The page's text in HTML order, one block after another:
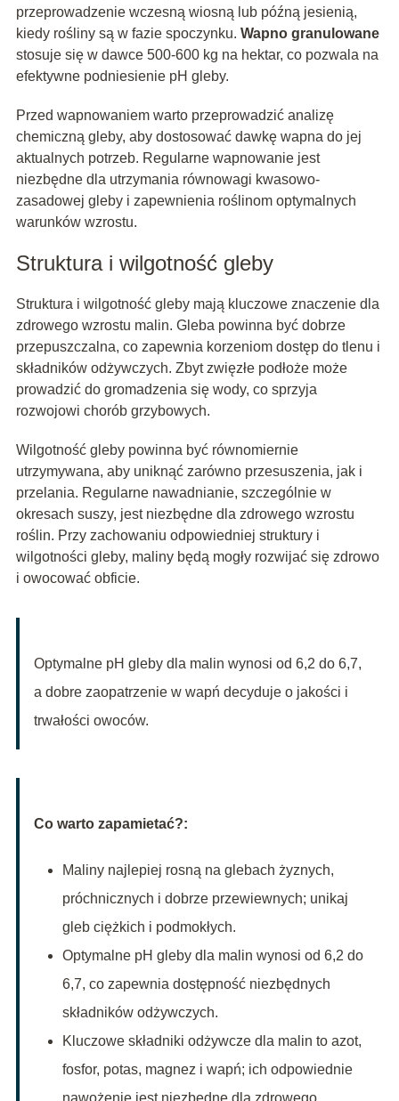
przeprowadzenie wczesną wiosną lub późną jesienią,
kiedy rośliny są w fazie spoczynku. Wapno granulowane
stosuje się w dawce 500-600 kg na hektar, co pozwala na
efektywne podniesienie pH gleby.
Przed wapnowaniem warto przeprowadzić analizę
chemiczną gleby, aby dostosować dawkę wapna do jej
aktualnych potrzeb. Regularne wapnowanie jest
niezbędne dla utrzymania równowagi kwasowo-
zasadowej gleby i zapewnienia roślinom optymalnych
warunków wzrostu.
Struktura i wilgotność gleby
Struktura i wilgotność gleby mają kluczowe znaczenie dla
zdrowego wzrostu malin. Gleba powinna być dobrze
przepuszczalna, co zapewnia korzeniom dostęp do tlenu i
składników odżywczych. Zbyt zwięzłe podłoże może
prowadzić do gromadzenia się wody, co sprzyja
rozwojowi chorób grzybowych.
Wilgotność gleby powinna być równomiernie
utrzymywana, aby uniknąć zarówno przesuszenia, jak i
przelania. Regularne nawadnianie, szczególnie w
okresach suszy, jest niezbędne dla zdrowego wzrostu
roślin. Przy zachowaniu odpowiedniej struktury i
wilgotności gleby, maliny będą mogły rozwijać się zdrowo
i owocować obficie.
Optymalne pH gleby dla malin wynosi od 6,2 do 6,7,
a dobre zaopatrzenie w wapń decyduje o jakości i
trwałości owoców.
Co warto zapamietać?:
Maliny najlepiej rosną na glebach żyznych,
próchnicznych i dobrze przewiewnych; unikaj
gleb ciężkich i podmokłych.
Optymalne pH gleby dla malin wynosi od 6,2 do
6,7, co zapewnia dostępność niezbędnych
składników odżywczych.
Kluczowe składniki odżywcze dla malin to azot,
fosfor, potas, magnez i wapń; ich odpowiednie